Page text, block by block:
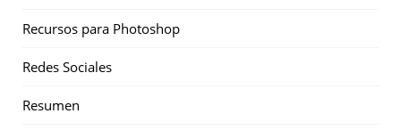
Recursos para Photoshop
Redes Sociales
Resumen